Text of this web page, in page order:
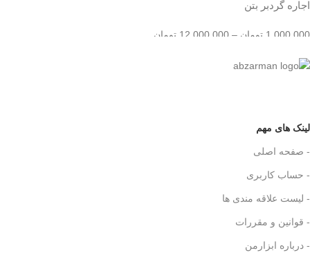
اجاره گردبر بتن
1,000,000 تومان –
12,000,000 تومان
لینک های مهم
- صفحه اصلی
- حساب کاربری
- لیست علاقه مندی ها
- قوانین و مقررات
- درباره ابزارمن